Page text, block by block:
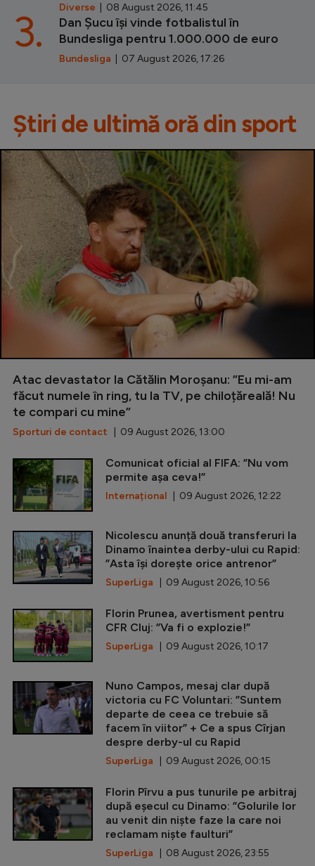
Diverse | 08 August 2026, 11:45
Dan Șucu își vinde fotbalistul în
Bundesliga pentru 1.000.000 de euro
Bundesliga | 07 August 2026, 17:26
3.
Știri de ultimă oră din sport
Atac devastator la Cătălin Moroșanu: ”Eu mi-am
făcut numele în ring, tu la TV, pe chiloțăreală! Nu
te compari cu mine”
Sporturi de contact | 09 August 2026, 13:00
Comunicat oficial al FIFA: ”Nu vom
permite așa ceva!”
Internațional | 09 August 2026, 12:22
Nicolescu anunță două transferuri la
Dinamo înaintea derby-ului cu Rapid:
”Asta își dorește orice antrenor”
SuperLiga | 09 August 2026, 10:56
Florin Prunea, avertisment pentru
CFR Cluj: ”Va fi o explozie!”
SuperLiga | 09 August 2026, 10:17
Nuno Campos, mesaj clar după
victoria cu FC Voluntari: ”Suntem
departe de ceea ce trebuie să
facem în viitor” + Ce a spus Cîrjan
despre derby-ul cu Rapid
SuperLiga | 09 August 2026, 00:15
Florin Pîrvu a pus tunurile pe arbitraj
după eșecul cu Dinamo: ”Golurile lor
au venit din niște faze la care noi
reclamam niște faulturi”
SuperLiga | 08 August 2026, 23:55